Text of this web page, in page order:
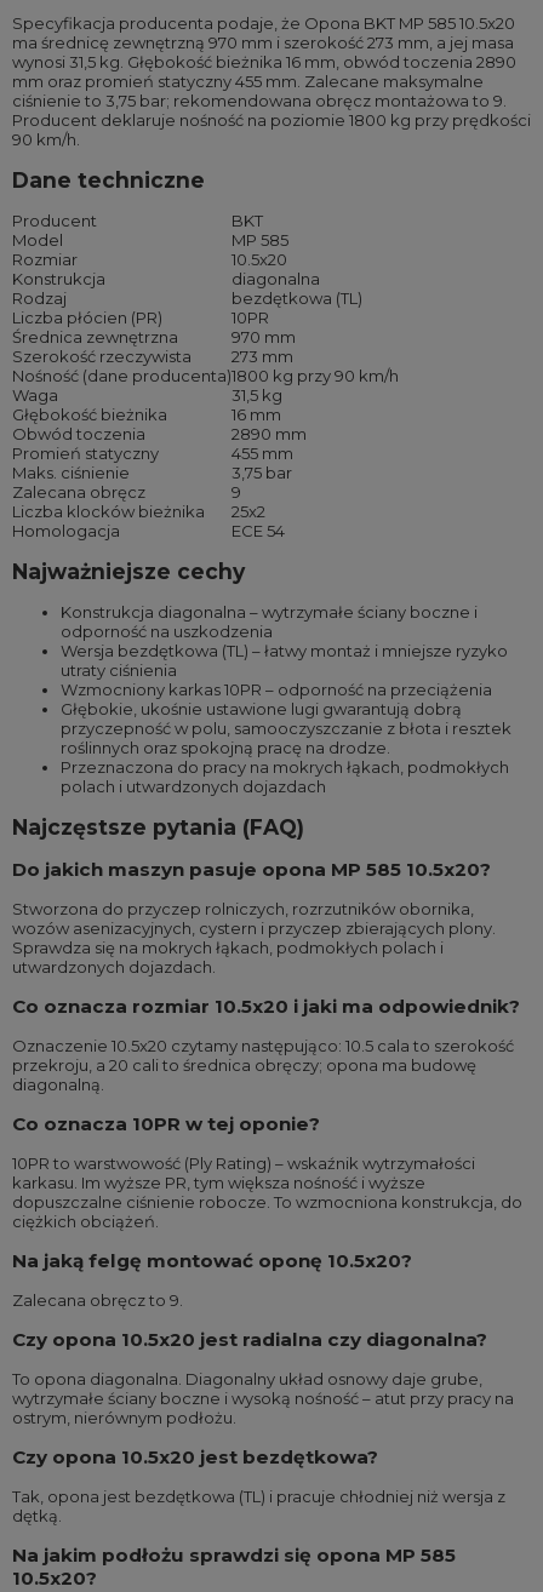
Specyfikacja producenta podaje, że Opona BKT MP 585 10.5x20
ma średnicę zewnętrzną 970 mm i szerokość 273 mm, a jej masa
wynosi 31,5 kg. Głębokość bieżnika 16 mm, obwód toczenia 2890
mm oraz promień statyczny 455 mm. Zalecane maksymalne
ciśnienie to 3,75 bar; rekomendowana obręcz montażowa to 9.
Producent deklaruje nośność na poziomie 1800 kg przy prędkości
90 km/h.
Dane techniczne
Producent
BKT
Model
MP 585
Rozmiar
10.5x20
Konstrukcja
diagonalna
Rodzaj
bezdętkowa (TL)
Liczba płócien (PR)
10PR
Średnica zewnętrzna
970 mm
Szerokość rzeczywista
273 mm
Nośność (dane producenta)1800 kg przy 90 km/h
Waga
31,5 kg
Głębokość bieżnika
16 mm
Obwód toczenia
2890 mm
Promień statyczny
455 mm
Maks. ciśnienie
3,75 bar
Zalecana obręcz
9
Liczba klocków bieżnika
25x2
Homologacja
ECE 54
Najważniejsze cechy
Konstrukcja diagonalna – wytrzymałe ściany boczne i
odporność na uszkodzenia
Wersja bezdętkowa (TL) – łatwy montaż i mniejsze ryzyko
utraty ciśnienia
Wzmocniony karkas 10PR – odporność na przeciążenia
Głębokie, ukośnie ustawione lugi gwarantują dobrą
przyczepność w polu, samooczyszczanie z błota i resztek
roślinnych oraz spokojną pracę na drodze.
Przeznaczona do pracy na mokrych łąkach, podmokłych
polach i utwardzonych dojazdach
Najczęstsze pytania (FAQ)
Do jakich maszyn pasuje opona MP 585 10.5x20?
Stworzona do przyczep rolniczych, rozrzutników obornika,
wozów asenizacyjnych, cystern i przyczep zbierających plony.
Sprawdza się na mokrych łąkach, podmokłych polach i
utwardzonych dojazdach.
Co oznacza rozmiar 10.5x20 i jaki ma odpowiednik?
Oznaczenie 10.5x20 czytamy następująco: 10.5 cala to szerokość
przekroju, a 20 cali to średnica obręczy; opona ma budowę
diagonalną.
Co oznacza 10PR w tej oponie?
10PR to warstwowość (Ply Rating) – wskaźnik wytrzymałości
karkasu. Im wyższe PR, tym większa nośność i wyższe
dopuszczalne ciśnienie robocze. To wzmocniona konstrukcja, do
ciężkich obciążeń.
Na jaką felgę montować oponę 10.5x20?
Zalecana obręcz to 9.
Czy opona 10.5x20 jest radialna czy diagonalna?
To opona diagonalna. Diagonalny układ osnowy daje grube,
wytrzymałe ściany boczne i wysoką nośność – atut przy pracy na
ostrym, nierównym podłożu.
Czy opona 10.5x20 jest bezdętkowa?
Tak, opona jest bezdętkowa (TL) i pracuje chłodniej niż wersja z
dętką.
Na jakim podłożu sprawdzi się opona MP 585
10.5x20?